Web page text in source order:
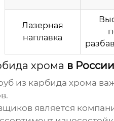
Лазерная
наплавка
хрома в
из карбида хрома
является